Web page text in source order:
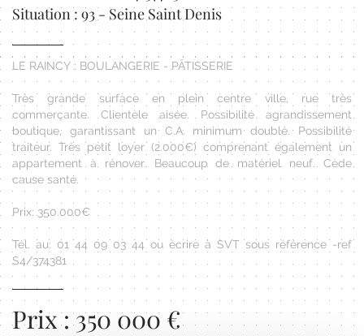
Situation : 93 - Seine Saint Denis
LE RAINCY : BOULANGERIE - PÂTISSERIE
Très grande surface en plein centre ville, rue très
commerçante. Clientèle aisée. Possibilité agrandissement
boutique, garantissant un C.A. minimum doublé. Possibilité
traiteur. Très petit loyer (2.000€) comprenant également un
appartement à rénover. Beaucoup de matériel neuf. Cède
cause santé.
Prix: 350.000€
Tél. au: 01 44 09 03 44 ou écrire à SVT sous référence -ref
S4/374381
Prix : 350 000 €